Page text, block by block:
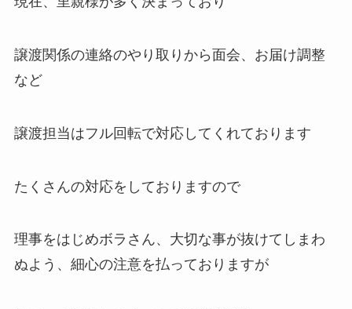
譲渡関係の連絡のやり取りから面会、お届け調整
など
譲渡担当はフル回転で対応してくれております
たくさんの対応をしておりますので
理事をはじめボラさん、大切な事が抜けてしまわ
ぬよう、細心の注意を払っておりますが